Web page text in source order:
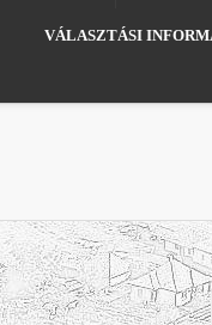
VÁLASZTÁSI